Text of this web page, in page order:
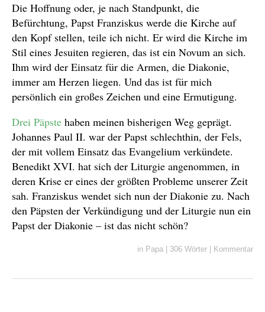
Die Hoffnung oder, je nach Standpunkt, die
Befürchtung, Papst Franziskus werde die Kirche auf
den Kopf stellen, teile ich nicht. Er wird die Kirche im
Stil eines Jesuiten regieren, das ist ein Novum an sich.
Ihm wird der Einsatz für die Armen, die Diakonie,
immer am Herzen liegen. Und das ist für mich
persönlich ein großes Zeichen und eine Ermutigung.
Drei Päpste haben meinen bisherigen Weg geprägt.
Johannes Paul II. war der Papst schlechthin, der Fels,
der mit vollem Einsatz das Evangelium verkündete.
Benedikt XVI. hat sich der Liturgie angenommen, in
deren Krise er eines der größten Probleme unserer Zeit
sah. Franziskus wendet sich nun der Diakonie zu. Nach
den Päpsten der Verkündigung und der Liturgie nun ein
Papst der Diakonie – ist das nicht schön?
in Papa 306 Wörter Kommentar